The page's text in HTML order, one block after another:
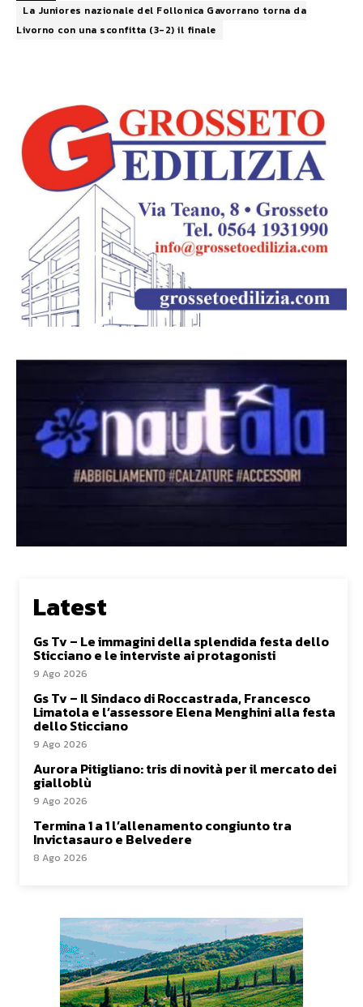
La Juniores nazionale del Follonica Gavorrano torna da
Livorno con una sconfitta (3-2) il finale
Latest
Gs Tv – Le immagini della splendida festa dello
Sticciano e le interviste ai protagonisti
9 Ago 2026
Gs Tv – Il Sindaco di Roccastrada, Francesco
Limatola e l’assessore Elena Menghini alla festa
dello Sticciano
9 Ago 2026
Aurora Pitigliano: tris di novità per il mercato dei
gialloblù
9 Ago 2026
Termina 1 a 1 l’allenamento congiunto tra
Invictasauro e Belvedere
8 Ago 2026